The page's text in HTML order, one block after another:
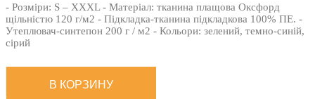
- Розміри: S – XXXL - Матеріал: тканина плащова Оксфорд
щільністю 120 г/м2 - Підкладка-тканина підкладкова 100% ПЕ. -
Утеплювач-синтепон 200 г / м2 - Кольори: зелений, темно-синій,
сірий